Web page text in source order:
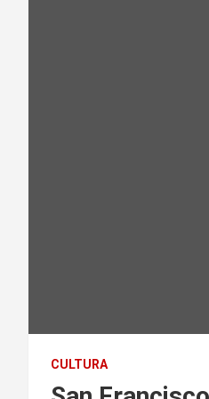
CULTURA